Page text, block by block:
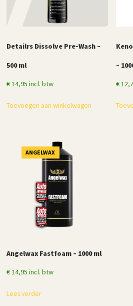
Detailrs Dissolve Pre-Wash –
500 ml
€14,95 incl. btw
Toevoegen aan winkelwagen
–
€
ANGELWAX
Angelwax Fastfoam – 1000 ml
€ 14,95 incl. btw
Lees verder